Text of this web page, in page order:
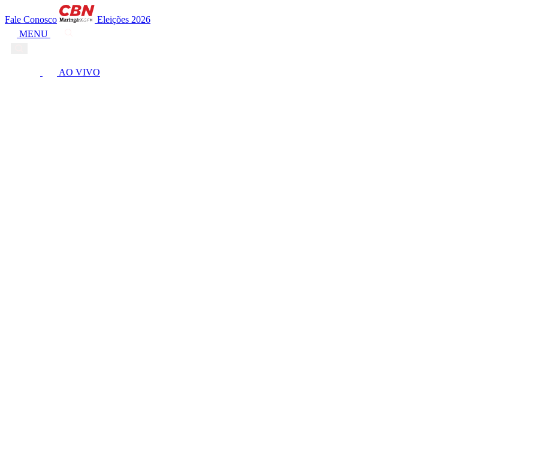
Fale Conosco
Eleições 2026
MENU
AO VIVO